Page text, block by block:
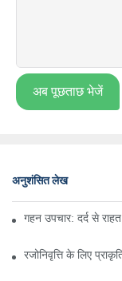
अब पूछताछ भेजें
अनुशंसित लेख
गहन उपचार: दर्द से
रजोनिवृत्ति के लिए